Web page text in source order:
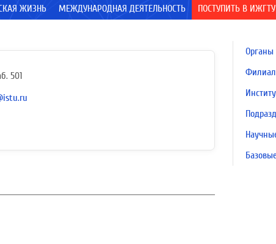
ЖИЗНЬ МЕЖДУНАРОДНАЯ ДЕЯТЕЛЬНОСТЬ ПОСТУПИТЬ В ИЖГТУ
501
Органы